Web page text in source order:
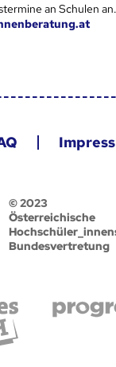
an Schulen
© 2023
Österreichische
Bundesvertretung